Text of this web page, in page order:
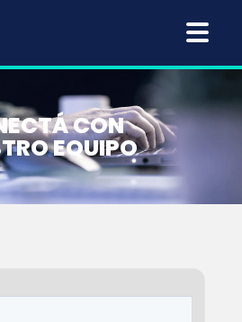
CON
EQUIPO